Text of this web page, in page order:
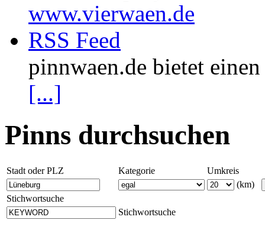
www.vierwaen.de
RSS Feed
pinnwaen.de bietet
[...]
Pinns durchsuchen
Stadt oder PLZ Kategorie
Umkreis
(km)
Stichwortsuche
Stichwortsuche